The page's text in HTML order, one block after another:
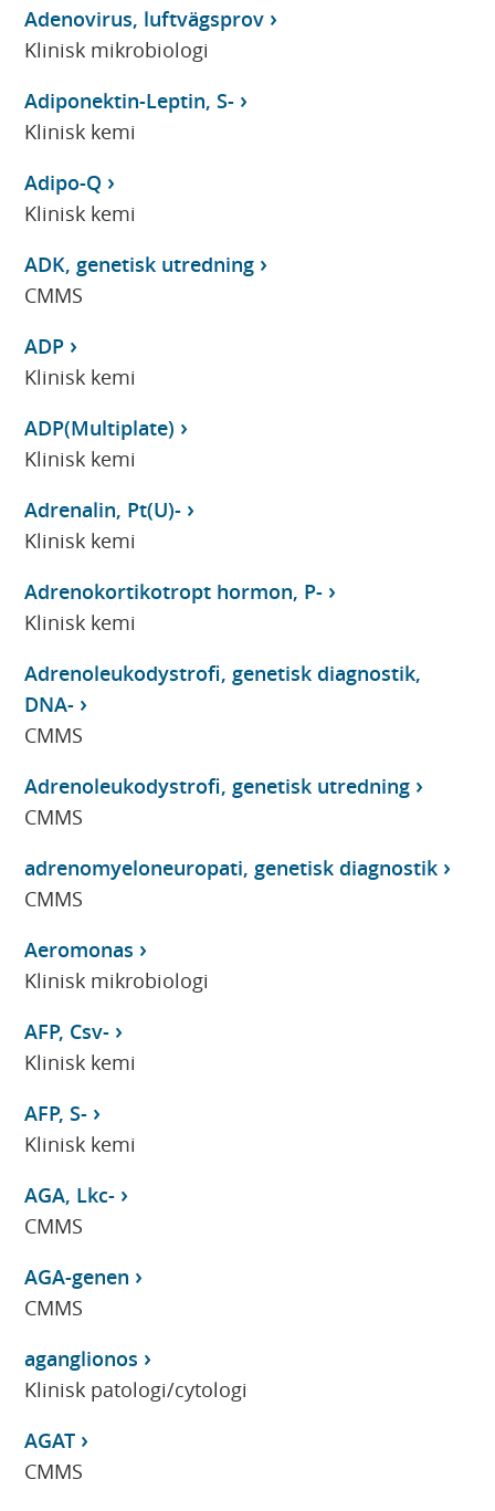
Adenovirus, luftvägsprov
Klinisk mikrobiologi
Adiponektin-Leptin, S-
Klinisk kemi
Adipo-Q
Klinisk kemi
ADK, genetisk utredning
CMMS
ADP
Klinisk kemi
ADP(Multiplate)
Klinisk kemi
Adrenalin, Pt(U)-
Klinisk kemi
Adrenokortikotropt hormon, P-
Klinisk kemi
Adrenoleukodystrofi, genetisk diagnostik,
DNA-
CMMS
Adrenoleukodystrofi, genetisk utredning
CMMS
adrenomyeloneuropati, genetisk diagnostik
CMMS
Aeromonas
Klinisk mikrobiologi
AFP, Csv-
Klinisk kemi
AFP, S-
Klinisk kemi
AGA, Lkc-
CMMS
AGA-genen
CMMS
aganglionos
Klinisk patologi/cytologi
AGAT
CMMS